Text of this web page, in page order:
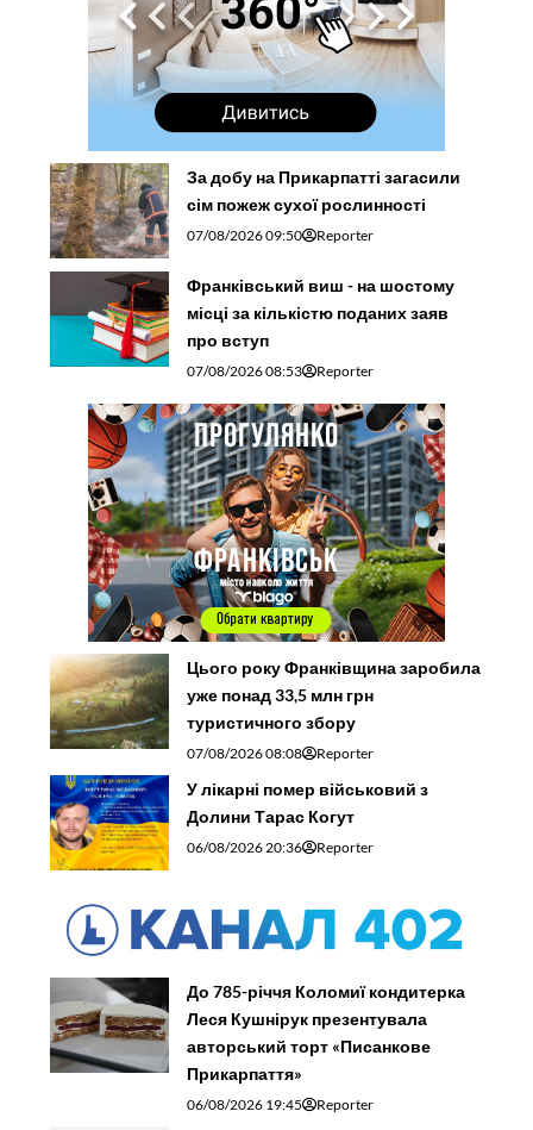
За добу на Прикарпатті загасили
сім пожеж сухої рослинності
07/08/2026 09:50 Reporter
Франківський виш - на шостому
місці за кількістю поданих заяв
про вступ
07/08/2026 08:53 Reporter
Цього року Франківщина заробила
уже понад 33,5 млн грн
туристичного збору
07/08/2026 08:08 Reporter
У лікарні помер військовий з
Долини Тарас Когут
06/08/2026 20:36 Reporter
До 785-річчя Коломиї кондитерка
Леся Кушнірук презентувала
авторський торт «Писанкове
Прикарпаття»
06/08/2026 19:45 Reporter